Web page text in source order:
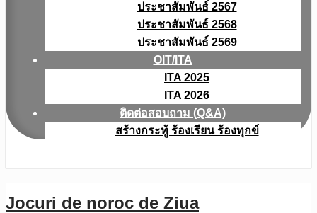
ประชาสัมพันธ์ 2567
ประชาสัมพันธ์ 2568
ประชาสัมพันธ์ 2569
OIT/ITA
ITA 2025
ITA 2026
ติดต่อสอบถาม (Q&A)
สร้างกระทู้ ร้องเรียน ร้องทุกข์
Jocuri de noroc de Ziua